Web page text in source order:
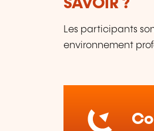
SAVOIR ?
Les participants
environnement